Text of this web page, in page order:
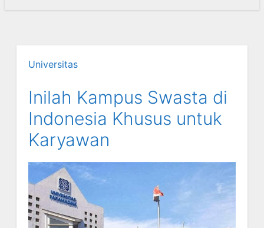
Universitas
Inilah Kampus Swasta di
Indonesia Khusus untuk
Karyawan